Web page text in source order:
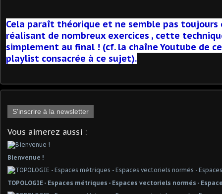
Cela paraît théorique et ne semble pas toujours
réalisant de nombreux exercices , cette
simplement au final ! (cf. la chaîne Youtube de
playlist consacrée à ce sujet).
S'inscrire à la newsletter
Vous aimerez aussi :
Bienvenue !
TOPOLOGIE - Espaces métriques - Espaces vectoriels normés -